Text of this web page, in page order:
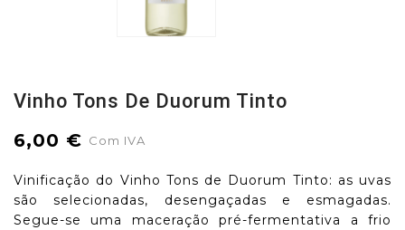
Vinho Tons De Duorum Tinto
6,00 € Com IVA
Vinificação do Vinho Tons de Duorum Tinto: as uvas
são selecionadas, desengaçadas e esmagadas.
Segue-se uma maceração pré-fermentativa a frio